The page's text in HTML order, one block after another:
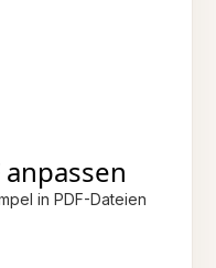
in PDF-Dateien